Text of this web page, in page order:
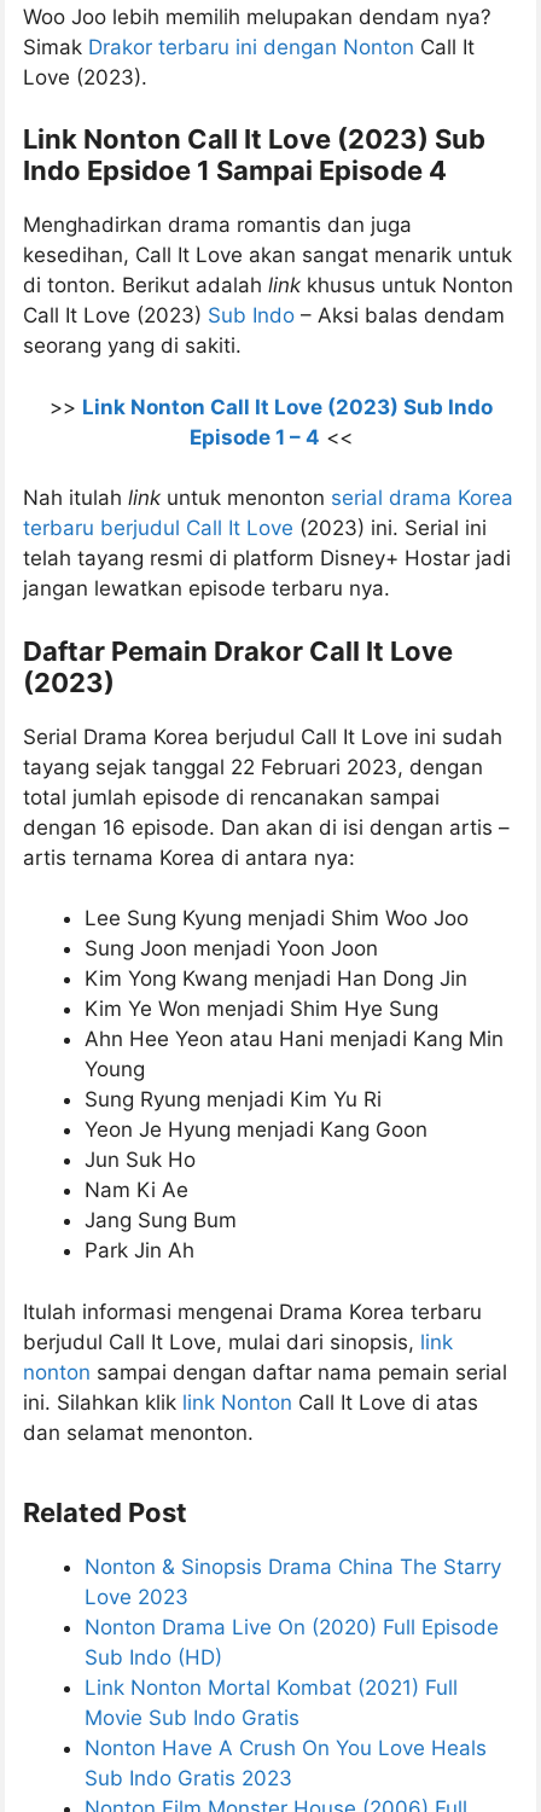
Woo Joo lebih memilih melupakan dendam nya?
Simak Drakor terbaru ini dengan Nonton Call It
Love (2023).
Link Nonton Call It Love (2023) Sub
Indo Epsidoe 1 Sampai Episode 4
Menghadirkan drama romantis dan juga
kesedihan, Call It Love akan sangat menarik untuk
di tonton. Berikut adalah link khusus untuk Nonton
Call It Love (2023) Sub Indo – Aksi balas dendam
seorang yang di sakiti.
>> Link Nonton Call It Love (2023) Sub Indo
Episode 1 – 4 <<
Nah itulah link untuk menonton serial drama Korea
terbaru berjudul Call It Love (2023) ini. Serial ini
telah tayang resmi di platform Disney+ Hostar jadi
jangan lewatkan episode terbaru nya.
Daftar Pemain Drakor Call It Love
(2023)
Serial Drama Korea berjudul Call It Love ini sudah
tayang sejak tanggal 22 Februari 2023, dengan
total jumlah episode di rencanakan sampai
dengan 16 episode. Dan akan di isi dengan artis –
artis ternama Korea di antara nya:
Lee Sung Kyung menjadi Shim Woo Joo
Sung Joon menjadi Yoon Joon
Kim Yong Kwang menjadi Han Dong Jin
Kim Ye Won menjadi Shim Hye Sung
Ahn Hee Yeon atau Hani menjadi Kang Min
Young
Sung Ryung menjadi Kim Yu Ri
Yeon Je Hyung menjadi Kang Goon
Jun Suk Ho
Nam Ki Ae
Jang Sung Bum
Park Jin Ah
Itulah informasi mengenai Drama Korea terbaru
berjudul Call It Love, mulai dari sinopsis, link
nonton sampai dengan daftar nama pemain serial
ini. Silahkan klik link Nonton Call It Love di atas
dan selamat menonton.
Related Post
Nonton & Sinopsis Drama China The Starry
Love 2023
Nonton Drama Live On (2020) Full Episode
Sub Indo (HD)
Link Nonton Mortal Kombat (2021) Full
Movie Sub Indo Gratis
Nonton Have A Crush On You Love Heals
Sub Indo Gratis 2023